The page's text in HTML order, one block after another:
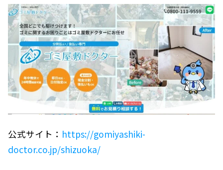
公式サイト： https://gomiyashiki-
doctor.co.jp/shizuoka/